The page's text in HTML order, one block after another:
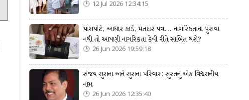
12 Jul 2026 12:34:15
પાસપોર્ટ, આધાર કાર્ડ, મતદાર પત્ર... નાગરિકતાના પુરાવા
નથી તો આપણી નાગરિકતા કેવી રીતે સાબિત થશે?
26 Jun 2026 19:59:18
સંજય સુરાના અને સુરાના પરિવાર: સુરતનું એક વિશ્વસનીય
નામ
26 Jun 2026 12:35:40